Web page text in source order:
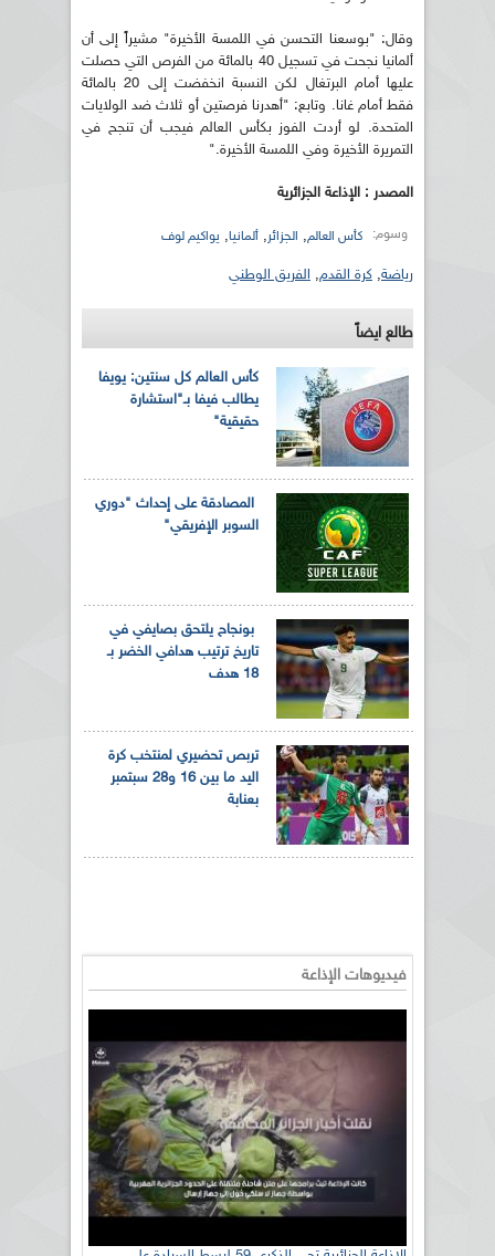
وقال: "بوسعنا التحسن في اللمسة الأخيرة" مشيراً إلى أن
ألمانيا نجحت في تسجيل 40 بالمائة من الفرص التي حصلت
عليها أمام البرتغال لكن النسبة انخفضت إلى 20 بالمائة
فقط أمام غانا. وتابع: "أهدرنا فرصتين أو ثلاث ضد الولايات
المتحدة. لو أردت الفوز بكأس العالم فيجب أن تنجح في
التمريرة الأخيرة وفي اللمسة الأخيرة."
المصدر : الإذاعة الجزائرية
وسوم: كأس العالم, الجزائر, ألمانيا, يواكيم لوف
رياضة, كرة القدم, الفريق الوطني
طالع ايضاً
كأس العالم كل سنتين: يويفا
يطالب فيفا بـ"استشارة
حقيقية"
المصادقة على إحداث "دوري
السوبر الإفريقي"
بونجاح يلتحق بصايفي في
تاريخ ترتيب هدافي الخضر بـ
18 هدف
تربص تحضيري لمنتخب كرة
اليد ما بين 16 و28 سبتمبر
بعنابة
فيديوهات الإذاعة